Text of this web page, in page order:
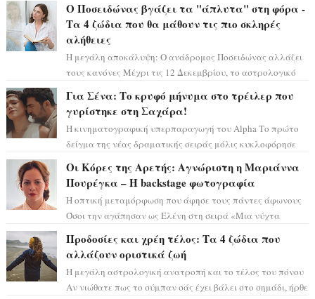
Ο Ποσειδώνας βγάζει τα "άπλυτα" στη φόρα -
Τα 4 ζώδια που θα μάθουν τις πιο σκληρές
αλήθειες
Η μεγάλη αποκάλυψη: Ο ανάδρομος Ποσειδώνας αλλάζει
τους κανόνες Μέχρι τις 12 Δεκεμβρίου, το αστρολογικό
Για Σένα: Το κρυφό μήνυμα στο τρέιλερ που
γυρίστηκε στη Σαχάρα!
Η κινηματογραφική υπερπαραγωγή του Alpha Το πρώτο
δείγμα της νέας δραματικής σειράς μόλις κυκλοφόρησε
Οι Κόρες της Αρετής: Αγνώριστη η Μαριάννα
Πουρέγκα – H backstage φωτογραφία
Η οπτική μεταμόρφωση που άφησε τους πάντες άφωνους
Όσοι την αγάπησαν ως Ελένη στη σειρά «Μια νύχτα
Προδοσίες και χρέη τέλος: Τα 4 ζώδια που
αλλάζουν οριστικά ζωή
Η μεγάλη αστρολογική ανατροπή και το τέλος του πόνου
Αν νιώθατε πως το σύμπαν σάς έχει βάλει στο σημάδι, ήρθε